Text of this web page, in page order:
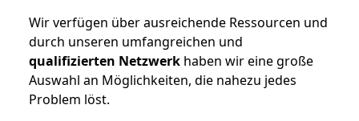
Wir verfügen über ausreichende Ressourcen und
durch unseren umfangreichen und
qualifizierten Netzwerk haben wir eine große
Auswahl an Möglichkeiten, die nahezu jedes
Problem löst.